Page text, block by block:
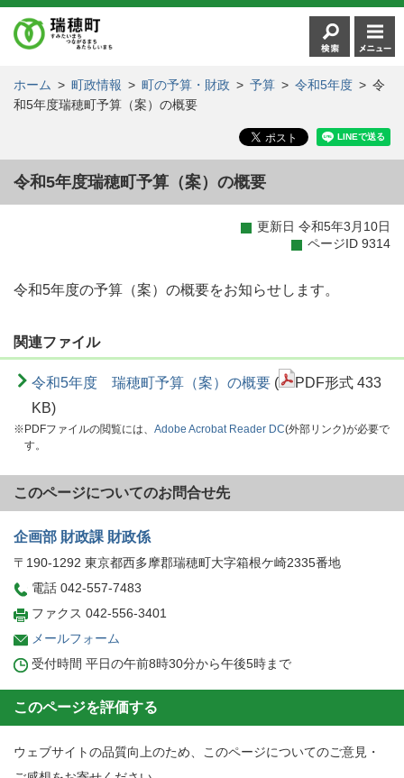
ホーム > 町政情報 > 町の予算・財政 > 予算 > 令和5年度 > 令
和5年度瑞穂町予算（案）の概要
令和5年度瑞穂町予算（案）の概要
更新日 令和5年3月10日
ページID 9314
令和5年度の予算（案）の概要をお知らせします。
関連ファイル
令和5年度 瑞穂町予算（案）の概要 (
PDF形式 433
KB)
※PDFファイルの閲覧には、 Adobe Acrobat Reader DC(外部リンク)が必要で
す。
このページについてのお問合せ先
企画部 財政課 財政係
〒190-1292 東京都西多摩郡瑞穂町大字箱根ケ崎2335番地
電話 042-557-7483
ファクス 042-556-3401
メールフォーム
受付時間 平日の午前8時30分から午後5時まで
このページを評価する
ウェブサイトの品質向上のため、このページについてのご意見・